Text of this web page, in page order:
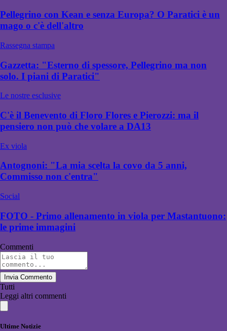
Pellegrino con Kean e senza Europa? O Paratici è un
mago o c'è dell'altro
Rassegna stampa
Gazzetta: "Esterno di spessore, Pellegrino ma non
solo. I piani di Paratici"
Le nostre esclusive
C'è il Benevento di Floro Flores e Pierozzi: ma il
pensiero non può che volare a DA13
Ex viola
Antognoni: "La mia scelta la covo da 5 anni,
Commisso non c'entra"
Social
FOTO - Primo allenamento in viola per Mastantuono:
le prime immagini
Commenti
Invia Commento
Tutti
Leggi altri commenti
Ultime Notizie